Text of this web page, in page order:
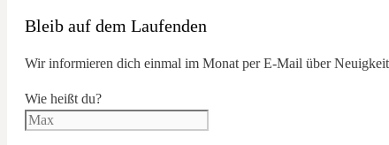
Bleib auf dem Laufenden
Wir informieren dich einmal im Monat per E-Mail über
Wie heißt du?